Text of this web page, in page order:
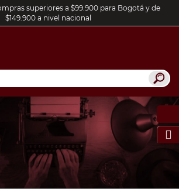
superiores a $99.900 para Bogotá y de
$149.900 a nivel nacional
